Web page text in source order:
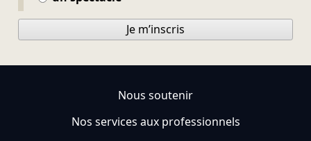
Je m’inscris
Nous soutenir
Nos services aux professionnels